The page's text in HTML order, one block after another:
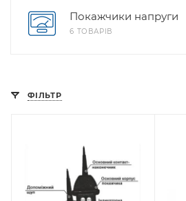
Покажчики напруги
6 ТОВАРІВ
ФІЛЬТР